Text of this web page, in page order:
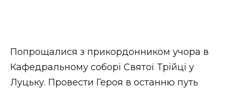
Попрощалися з прикордонником учора в
Кафедральному соборі Святої Трійці у
Луцьку. Провести Героя в останню путь